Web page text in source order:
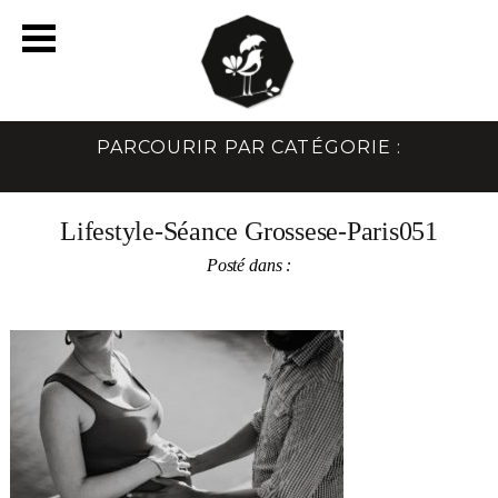
PARCOURIR PAR CATÉGORIE :
Lifestyle-Séance Grossese-Paris051
Posté dans :